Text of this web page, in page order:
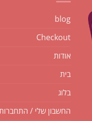
blog
Checkout
אודות
בית
בלוג
החשבון שלי /